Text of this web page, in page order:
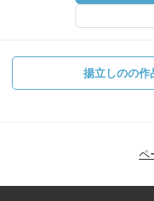
揚立しのの作
ペ